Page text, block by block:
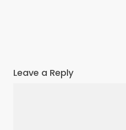
Leave a Reply